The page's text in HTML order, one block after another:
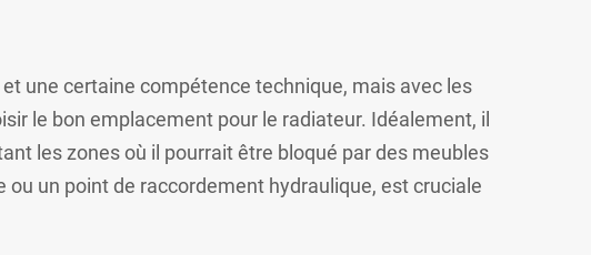
une certaine compétence technique, mais avec les
le bon emplacement pour le radiateur. Idéalement, il
les zones où il pourrait être bloqué par des meubles
un point de raccordement hydraulique, est cruciale